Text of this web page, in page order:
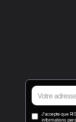
J'accepte que
informations